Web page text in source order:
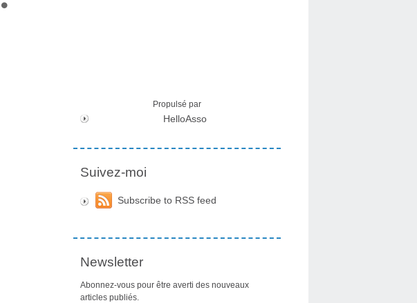
Propulsé par
HelloAsso
Suivez-moi
Subscribe to RSS feed
Newsletter
Abonnez-vous pour être averti des nouveaux
articles publiés.